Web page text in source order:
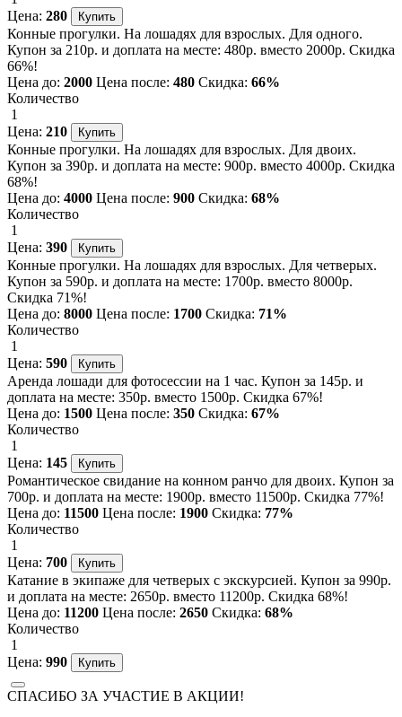
Цена: 280
Конные прогулки. На лошадях для взрослых. Для одного.
Купон за 210р. и доплата на месте: 480р. вместо 2000р. Скидка
66%!
Цена до: 2000 Цена после: 480 Скидка: 66%
Количество
1
Цена: 210
Конные прогулки. На лошадях для взрослых. Для двоих.
Купон за 390р. и доплата на месте: 900р. вместо 4000р. Скидка
68%!
Цена до: 4000 Цена после: 900 Скидка: 68%
Количество
1
Цена: 390
Конные прогулки. На лошадях для взрослых. Для четверых.
Купон за 590р. и доплата на месте: 1700р. вместо 8000р.
Скидка 71%!
Цена до: 8000 Цена после: 1700 Скидка: 71%
Количество
1
Цена: 590
Аренда лошади для фотосессии на 1 час. Купон за 145р. и
доплата на месте: 350р. вместо 1500р. Скидка 67%!
Цена до: 1500 Цена после: 350 Скидка: 67%
Количество
1
Цена: 145
Романтическое свидание на конном ранчо для двоих. Купон за
700р. и доплата на месте: 1900р. вместо 11500р. Скидка 77%!
Цена до: 11500 Цена после: 1900 Скидка: 77%
Количество
1
Цена: 700
Катание в экипаже для четверых с экскурсией. Купон за 990р.
и доплата на месте: 2650р. вместо 11200р. Скидка 68%!
Цена до: 11200 Цена после: 2650 Скидка: 68%
Количество
1
Цена: 990
СПАСИБО ЗА УЧАСТИЕ В АКЦИИ!